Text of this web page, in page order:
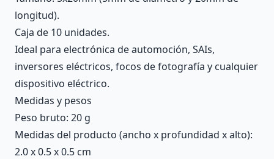
longitud).
Caja de 10 unidades.
Ideal para electrónica de automoción, SAIs,
inversores eléctricos, focos de fotografía y cualquier
dispositivo eléctrico.
Medidas y pesos
Peso bruto: 20 g
Medidas del producto (ancho x profundidad x alto):
2.0 x 0.5 x 0.5 cm